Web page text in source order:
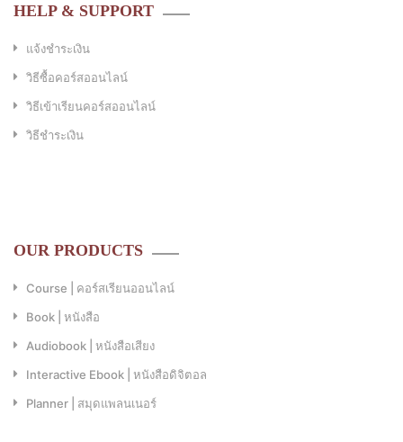
HELP & SUPPORT
แจ้งชำระเงิน
วิธีซื้อคอร์สออนไลน์
วิธีเข้าเรียนคอร์สออนไลน์
วิธีชำระเงิน
OUR PRODUCTS
Course | คอร์สเรียนออนไลน์
Book | หนังสือ
Audiobook | หนังสือเสียง
Interactive Ebook | หนังสือดิจิตอล
Planner | สมุดแพลนเนอร์